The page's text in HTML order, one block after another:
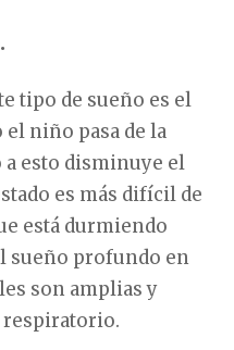
tipo de sueño es el
niño pasa de la
esto disminuye el
es más difícil de
está durmiendo
sueño profundo en
son amplias y